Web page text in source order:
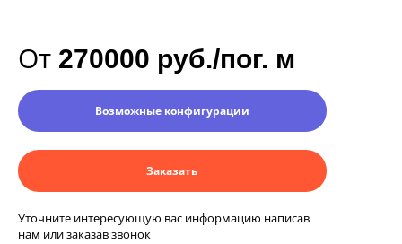
От 270000 руб./пог. м
Возможные конфигурации
Заказать
Уточните интересующую вас информацию написав
нам или заказав звонок